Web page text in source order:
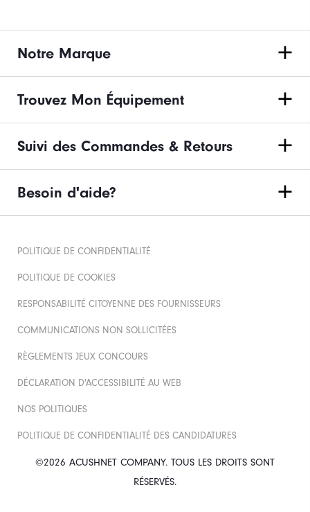
Notre Marque
Trouvez Mon Équipement
Suivi des Commandes & Retours
Besoin d'aide?
©2026 ACUSHNET COMPANY. TOUS LES DROITS SONT
RÉSERVÉS.
POLITIQUE DE CONFIDENTIALITÉ
POLITIQUE DE COOKIES
RESPONSABILITÉ CITOYENNE DES FOURNISSEURS
COMMUNICATIONS NON SOLLICITÉES
RÈGLEMENTS JEUX CONCOURS
DÉCLARATION D'ACCESSIBILITÉ AU WEB
NOS POLITIQUES
POLITIQUE DE CONFIDENTIALITÉ DES CANDIDATURES